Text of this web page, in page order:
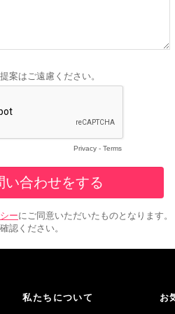
私たちについて お